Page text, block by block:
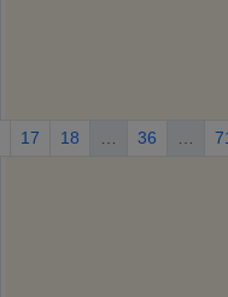
17 18 36